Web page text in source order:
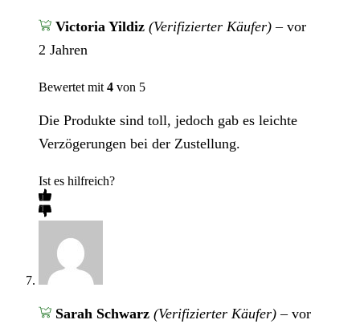
Victoria Yildiz (Verifizierter Käufer) – vor
2 Jahren
Bewertet mit 4 von 5
Die Produkte sind toll, jedoch gab es leichte
Verzögerungen bei der Zustellung.
Ist es hilfreich?
Sarah Schwarz (Verifizierter Käufer) – vor